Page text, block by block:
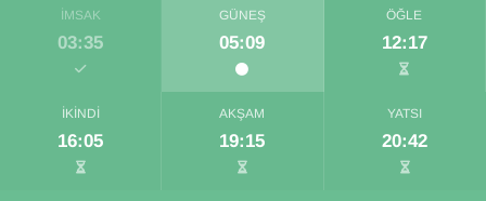
İMSAK
03:35
GÜNEŞ
05:09
ÖĞLE
12:17
İKINDI
16:05
AKŞAM
19:15
YATSI
20:42